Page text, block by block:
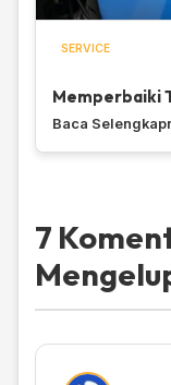
SERVICE
Memperbaiki
Baca
7